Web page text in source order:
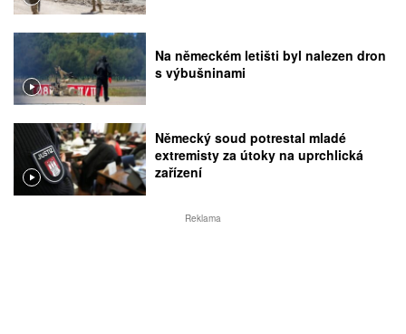
Na německém letišti byl nalezen dron
s výbušninami
Německý soud potrestal mladé
extremisty za útoky na uprchlická
zařízení
Reklama